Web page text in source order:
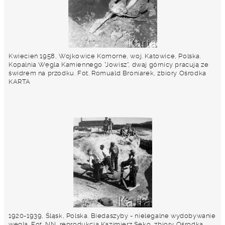
Kwiecień 1958, Wojkowice Komorne, woj. Katowice, Polska.
Kopalnia Węgla Kamiennego "Jowisz", dwaj górnicy pracują ze
świdrem na przodku. Fot. Romuald Broniarek, zbiory Ośrodka
KARTA
1920-1939, Śląsk, Polska. Biedaszyby - nielegalne wydobywanie